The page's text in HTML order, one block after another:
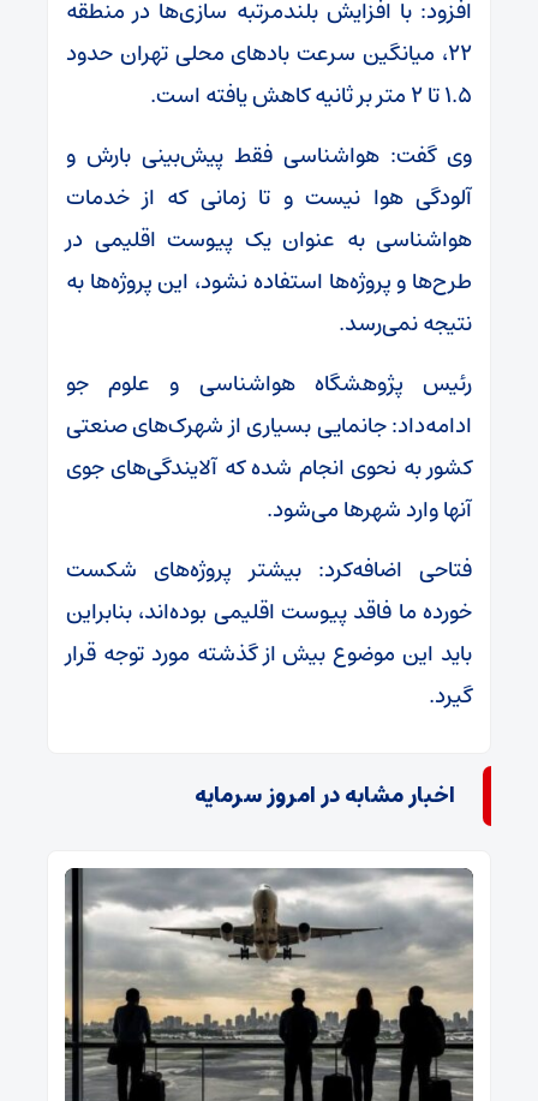
افزود: با افزایش بلندمرتبه سازی‌ها در منطقه
۲۲، میانگین سرعت بادهای محلی تهران حدود
۱.۵ تا ۲ متر بر ثانیه کاهش یافته است.
وی گفت: هواشناسی فقط پیش‌بینی بارش و
آلودگی هوا نیست و تا زمانی که از خدمات
هواشناسی به عنوان یک پیوست اقلیمی در
طرح‌ها و پروژه‌ها استفاده نشود، این پروژه‌ها به
نتیجه نمی‌رسد.
رئیس پژوهشگاه هواشناسی و علوم جو
ادامه‌داد: جانمایی بسیاری از شهرک‌های صنعتی
کشور به نحوی انجام شده که آلایندگی‌های جوی
آنها وارد شهرها می‌شود.
فتاحی اضافه‌کرد: بیشتر پروژه‌های شکست
خورده ما فاقد پیوست اقلیمی بوده‌اند، بنابراین
باید این موضوع بیش از گذشته مورد توجه قرار
گیرد.
اخبار مشابه در امروز سرمایه